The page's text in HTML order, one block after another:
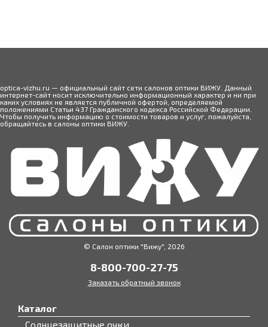
optica-vizhu.ru — официальный сайт сети салонов оптики ВИЖУ. Данный
интернет-сайт носит исключительно информационный характер и ни при
каких условиях не является публичной офертой, определяемой
положениями Статьи 437 Гражданского кодекса Российской Федерации.
Чтобы получить информацию о стоимости товаров и услуг, пожалуйста,
обращайтесь в салоны оптики ВИЖУ.
© Салон оптики "Вижу", 2026
8-800-700-27-75
Заказать обратный звонок
Каталог
Солнцезащитные очки